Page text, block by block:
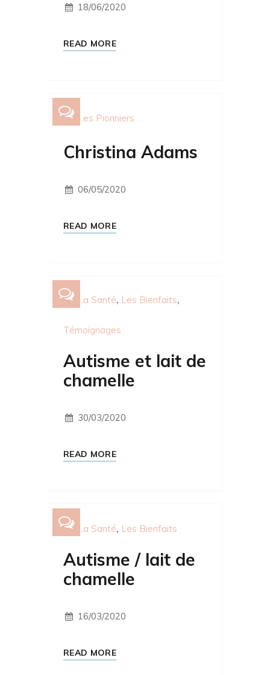
18/06/2020
READ MORE
Les Pionniers
Christina Adams
06/05/2020
READ MORE
La Santé Les Bienfaits
Témoignages
Autisme et lait de
chamelle
30/03/2020
READ MORE
La Santé Les Bienfaits
Autisme / lait de
chamelle
16/03/2020
READ MORE